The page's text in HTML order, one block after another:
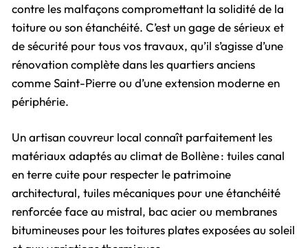
contre les malfaçons compromettant la solidité de la
toiture ou son étanchéité. C’est un gage de sérieux et
de sécurité pour tous vos travaux, qu’il s’agisse d’une
rénovation complète dans les quartiers anciens
comme Saint-Pierre ou d’une extension moderne en
périphérie.
Un artisan couvreur local connaît parfaitement les
matériaux adaptés au climat de Bollène : tuiles canal
en terre cuite pour respecter le patrimoine
architectural, tuiles mécaniques pour une étanchéité
renforcée face au mistral, bac acier ou membranes
bitumineuses pour les toitures plates exposées au soleil